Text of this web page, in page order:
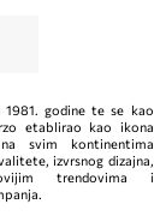
1981. godine te se kao
etablirao kao ikona
svim kontinentima
izvrsnog dizajna,
trendovima i